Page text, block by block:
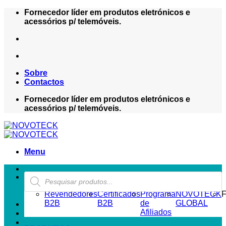
Skip
Fornecedor líder em produtos eletrónicos e
acessórios p/ telemóveis.
Sobre
Contactos
Fornecedor líder em produtos eletrónicos e
acessórios p/ telemóveis.
Menu
Products
search
ZONA REVENDEDOR-B2B
Revendedores
B2B
Certificados
B2B
Programa
de
Afiliados
NOVOTECK
GLOBAL